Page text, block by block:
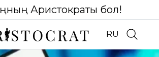
Аристократы бол!
RU